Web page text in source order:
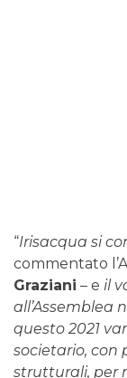
“Irisacqua si
commentato
Graziani – e il
all’Assemblea
questo 2021
societario, con
strutturali, per